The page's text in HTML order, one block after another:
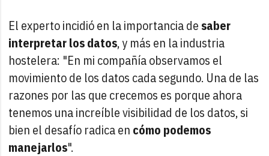
El experto incidió en la importancia de saber
interpretar los datos, y más en la industria
hostelera: "En mi compañía observamos el
movimiento de los datos cada segundo. Una de las
razones por las que crecemos es porque ahora
tenemos una increíble visibilidad de los datos, si
bien el desafío radica en cómo podemos
manejarlos".